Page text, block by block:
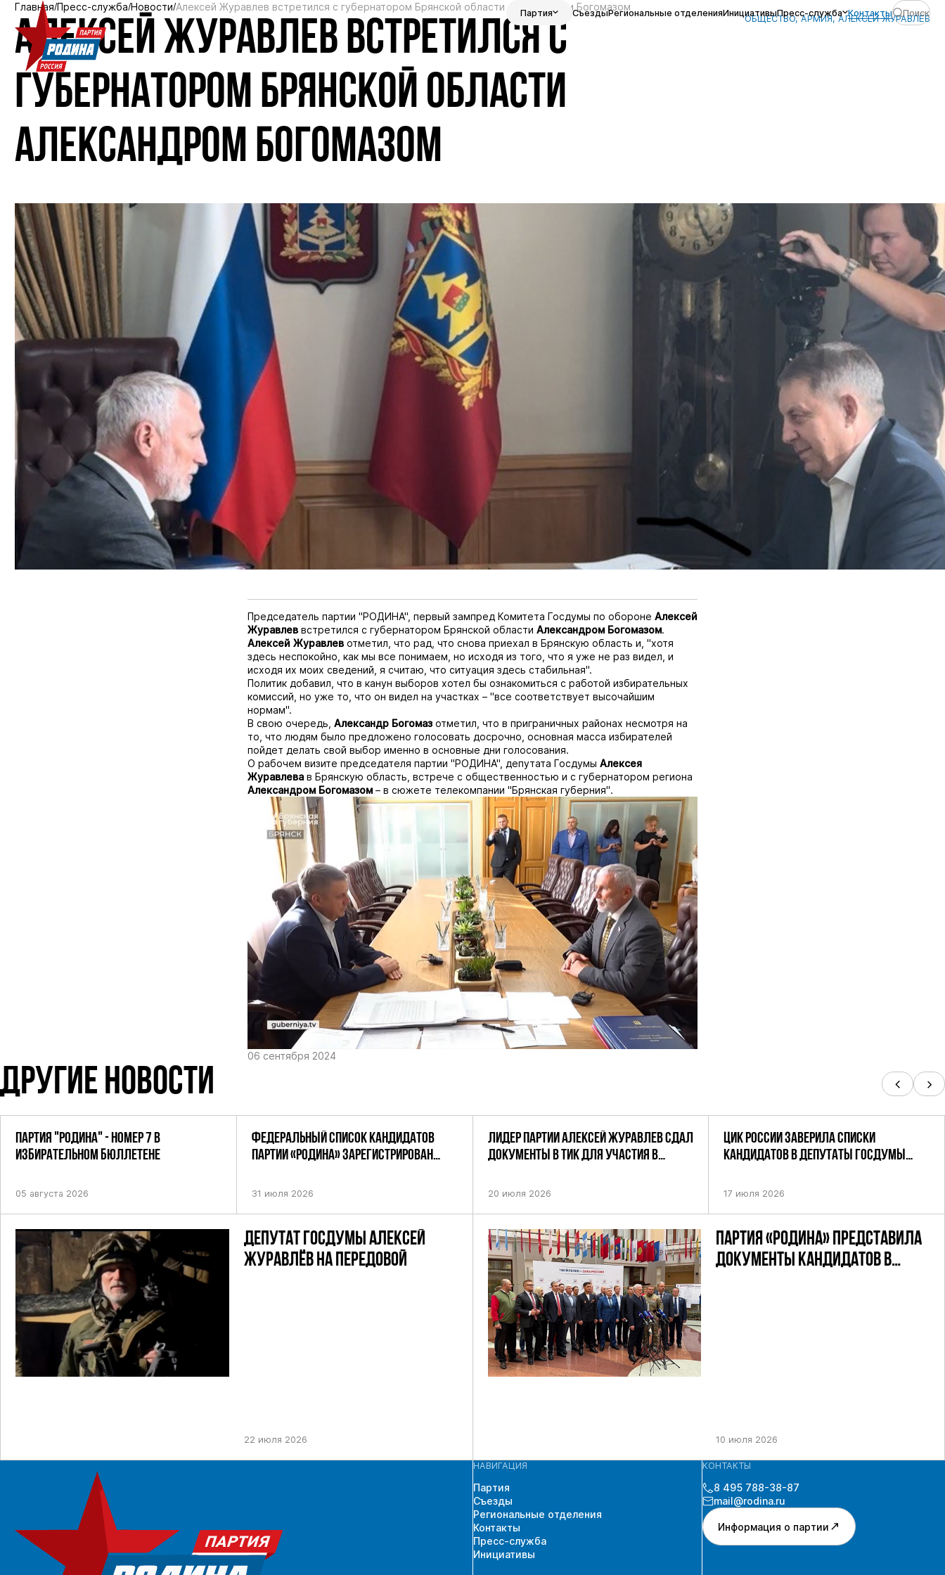
Партия СъездыРегиональные отделенияИнициативыПресс-служба Контакты Поиск
Главная Пресс-служба Новости Алексей Журавлев встретился с губернатором Брянской области Александром Богомазом
АЛЕКСЕЙ ЖУРАВЛЕВ ВСТРЕТИЛСЯ С
ГУБЕРНАТОРОМ БРЯНСКОЙ ОБЛАСТИ
АЛЕКСАНДРОМ БОГОМАЗОМ
ОБЩЕСТВО, АРМИЯ, АЛЕКСЕЙ ЖУРАВЛЁВ
Председатель партии "РОДИНА", первый зампред Комитета Госдумы по обороне Алексей
Журавлеввстретился с губернатором Брянской области Александром Богомазом.
Алексей Журавлевотметил, что рад, что снова приехал в Брянскую область и, "хотя
здесь неспокойно, как мы все понимаем, но исходя из того, что я уже не раз видел, и
исходя их моих сведений, я считаю, что ситуация здесь стабильная".
Политик добавил, что в канун выборов хотел бы ознакомиться с работой избирательных
комиссий, но уже то, что он видел на участках – "все соответствует высочайшим
нормам".
В свою очередь, Александр Богомазотметил, что в приграничных районах несмотря на
то, что людям было предложено голосовать досрочно, основная масса избирателей
пойдет делать свой выбор именно в основные дни голосования.
О рабочем визите председателя партии "РОДИНА", депутата Госдумы Алексея
Журавлевав Брянскую область, встрече с общественностью и с губернатором региона
Александром Богомазом– в сюжете телекомпании "Брянская губерния".
06 сентября 2024
ДРУГИЕ НОВОСТИ
ПАРТИЯ "РОДИНА" - НОМЕР 7 В
ИЗБИРАТЕЛЬНОМ БЮЛЛЕТЕНЕ
05 августа 2026
ФЕДЕРАЛЬНЫЙ СПИСОК КАНДИДАТОВ
ПАРТИИ «РОДИНА» ЗАРЕГИСТРИРОВАН
31 июля 2026
ДЕПУТАТ ГОСДУМЫ АЛЕКСЕЙ
ЖУРАВЛЁВ НА ПЕРЕДОВОЙ
22 июля 2026
ЛИДЕР ПАРТИИ АЛЕКСЕЙ ЖУРАВЛЕВ СДАЛ
ДОКУМЕНТЫ В ТИК ДЛЯ УЧАСТИЯ В
ПО НЕФТЕКАМСКОМУ ОДНОМАНДАТНОМУ
20 июля 2026
ЦИК РОССИИ ЗАВЕРИЛА СПИСКИ
КАНДИДАТОВ В ДЕПУТАТЫ ГОСДУМЫ
17 июля 2026
ПАРТИЯ «РОДИНА» ПРЕДСТАВИЛА
ДОКУМЕНТЫ КАНДИДАТОВ В
10 июля 2026
НАВИГАЦИЯ
Партия
Съезды
Региональные отделения
Контакты
Пресс-служба
Инициативы
КОНТАКТЫ
8 495 788-38-87
mail@rodina.ru
Информация о партии